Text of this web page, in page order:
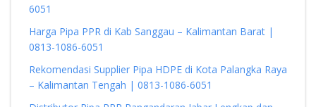
6051
Harga Pipa PPR di Kab Sanggau – Kalimantan Barat |
0813-1086-6051
Rekomendasi Supplier Pipa HDPE di Kota Palangka Raya
– Kalimantan Tengah | 0813-1086-6051